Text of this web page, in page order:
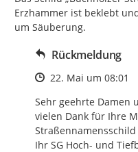
Erzhammer ist beklebt
um Säuberung.
Rückmeldung
Zeitpunkt des
22. Mai um 08:01
Sehr geehrte Damen
vielen Dank für Ihre
Ihr SG Hoch- und